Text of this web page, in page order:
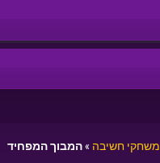
משחקי חשיבה »המבוך המפחיד